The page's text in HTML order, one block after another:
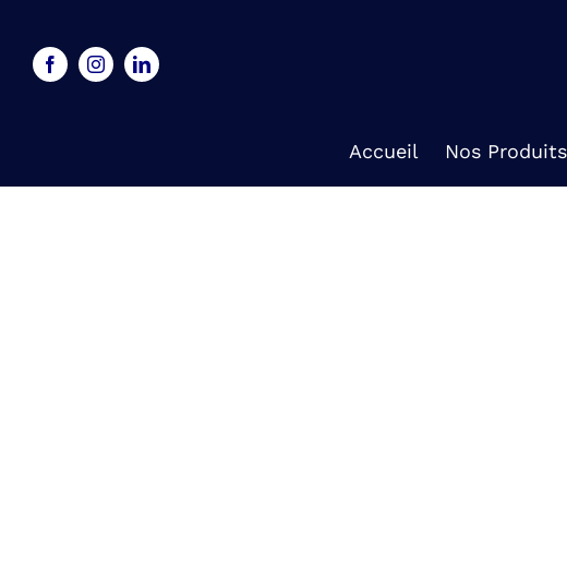
content
Accueil Nos Produits